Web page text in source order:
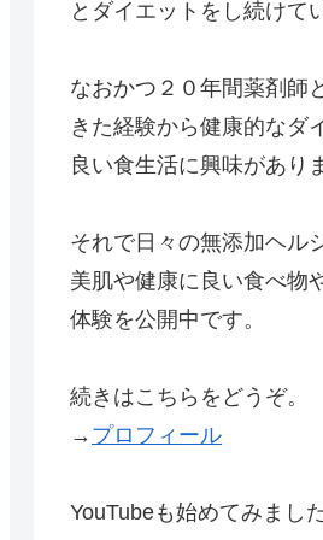
とダイエットをし続けて
なおかつ２０年間薬剤師
きた経験から健康的なダ
良い食生活に興味があり
それで日々の無添加ヘル
美肌や健康に良い食べ物
体験を公開中です。
続きはこちらをどうぞ。
→ プロフィール
YouTubeも始めてみまし